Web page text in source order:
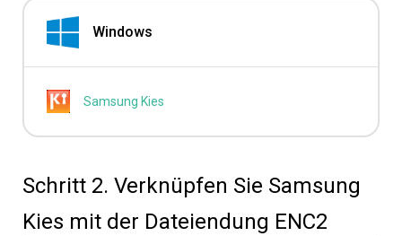
Windows
Samsung Kies
Schritt 2. Verknüpfen Sie Samsung
Kies mit der Dateiendung ENC2